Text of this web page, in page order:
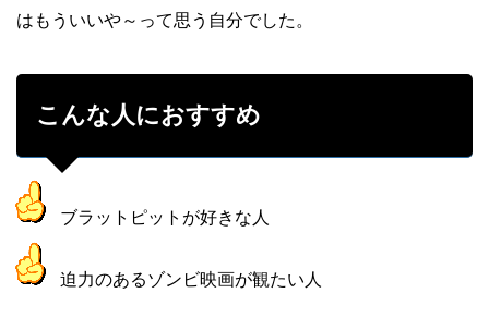
はもういいや～って思う自分でした。
こんな人におすすめ
ブラットピットが好きな人
迫力のあるゾンビ映画が観たい人